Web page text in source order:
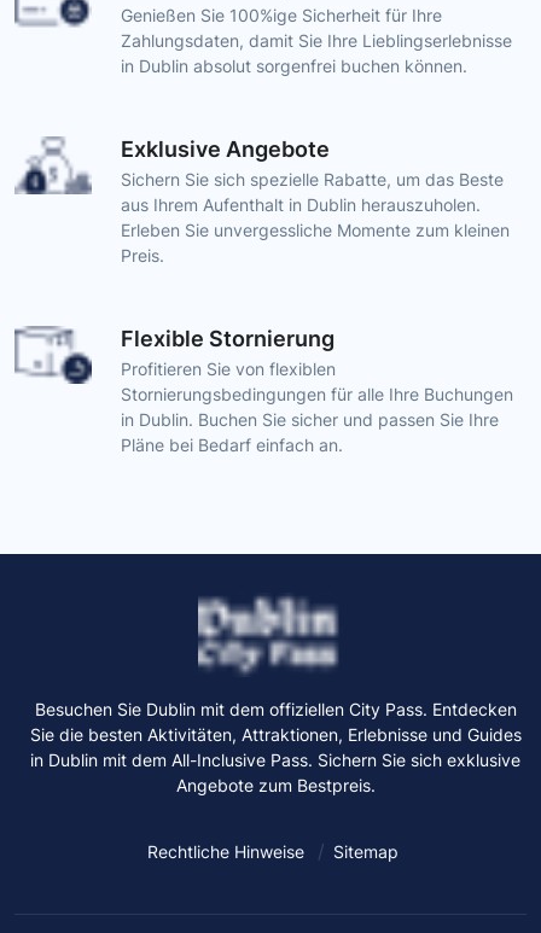
Genießen Sie 100%ige Sicherheit für Ihre
Zahlungsdaten, damit Sie Ihre Lieblingserlebnisse
in Dublin absolut sorgenfrei buchen können.
Exklusive Angebote
Sichern Sie sich spezielle Rabatte, um das Beste
aus Ihrem Aufenthalt in Dublin herauszuholen.
Erleben Sie unvergessliche Momente zum kleinen
Preis.
Flexible Stornierung
Profitieren Sie von flexiblen
Stornierungsbedingungen für alle Ihre Buchungen
in Dublin. Buchen Sie sicher und passen Sie Ihre
Pläne bei Bedarf einfach an.
Besuchen Sie Dublin mit dem offiziellen City Pass. Entdecken
Sie die besten Aktivitäten, Attraktionen, Erlebnisse und Guides
in Dublin mit dem All-Inclusive Pass. Sichern Sie sich exklusive
Angebote zum Bestpreis.
Rechtliche Hinweise Sitemap